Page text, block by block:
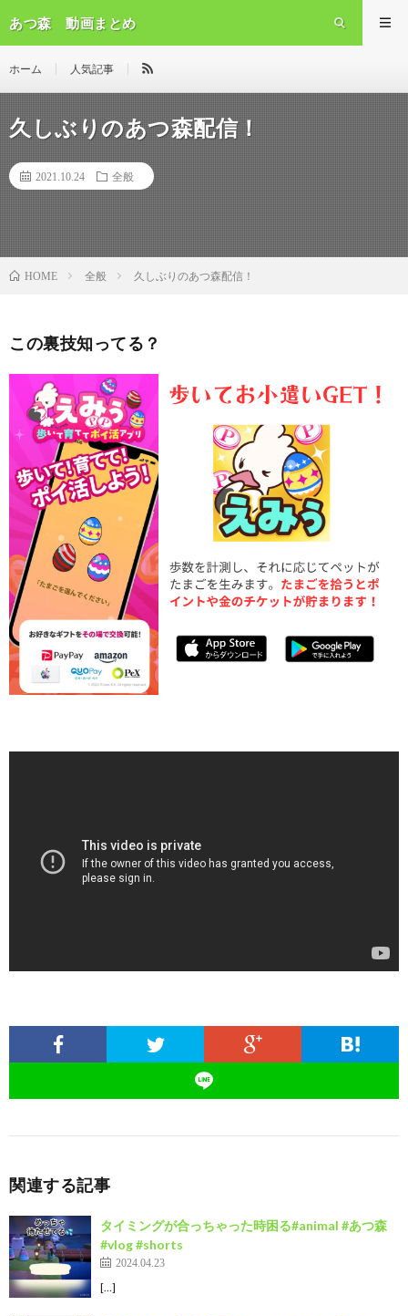
あつ森 動画まとめ
ホーム 人気記事
久しぶりのあつ森配信！
2021.10.24 全般
HOME 全般 久しぶりのあつ森配信！
この裏技知ってる？
関連する記事
タイミングが合っちゃった時困る#animal #あつ森
#vlog #shorts
2024.04.23
[…]